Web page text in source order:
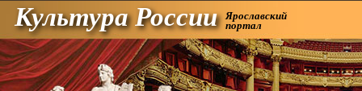
Культура России Ярославский
портал